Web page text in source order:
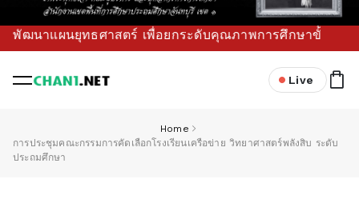
นยุทธศาสตร์ เพื่อยกระดับคุณภาพการศึกษาขั้นพื้นฐานในพื้
Live
Home
การประชุมคณะกรรมการคัดเลือกโรงเรียนเครือข่าย วิทยาศาสตร์พลังสิบ ระดับ
ประถมศึกษา